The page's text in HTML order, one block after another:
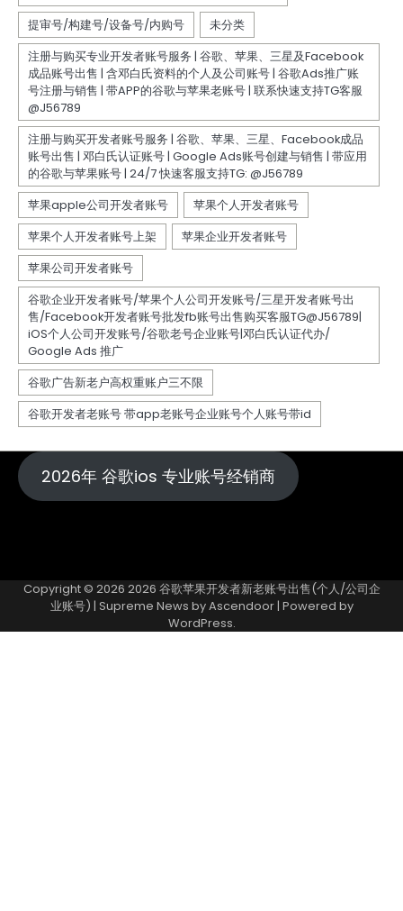
2026年 谷歌ios 专业账号经销商
Copyright © 2026 2026 谷歌苹果开发者新老账号出售(个人/公司企
业账号) | Supreme News byAscendoor| Powered by
WordPress.